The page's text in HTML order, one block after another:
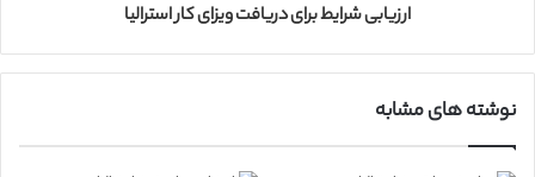
ارزیابی شرایط برای دریافت ویزای کار استرالیا
نوشته های مشابه